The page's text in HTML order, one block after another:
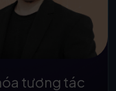
tương tác